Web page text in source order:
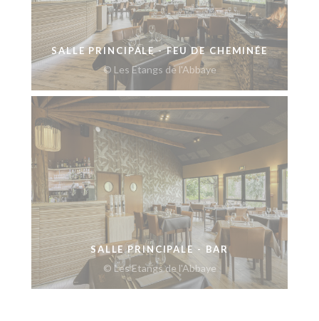
SALLE PRINCIPALE - FEU DE CHEMINÉE
© Les Etangs de l'Abbaye
SALLE PRINCIPALE - BAR
© Les Etangs de l'Abbaye